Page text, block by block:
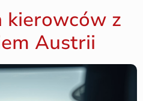
kierowców z
Austrii